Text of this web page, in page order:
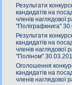
Результати
кандидатів на
членів наглядової
"Поліграфкнига"
Результати
кандидатів на
членів
"Поліном"
Оголошення
кандидатів на
членів наглядової